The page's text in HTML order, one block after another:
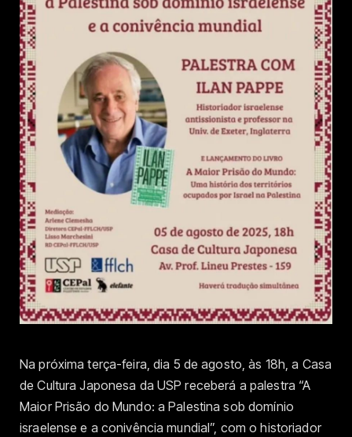
Na próxima terça-feira, dia 5 de agosto, às 18h, a Casa
de Cultura Japonesa da USP receberá a palestra “A
Maior Prisão do Mundo: a Palestina sob domínio
israelense e a conivência mundial”, com o historiador